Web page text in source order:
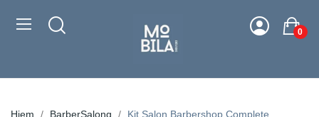
0
Hjem BarberSalong
Kit Salon Barbershop Complete